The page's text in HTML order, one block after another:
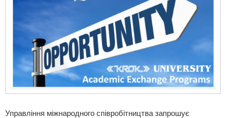
Управління міжнародного співробітництва запрошує